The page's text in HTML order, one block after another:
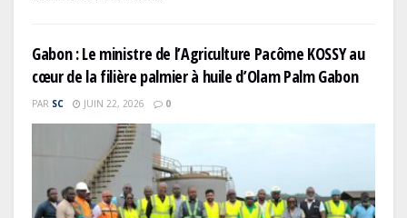
Gabon : Le ministre de l’Agriculture Pacôme KOSSY au
cœur de la filière palmier à huile d’Olam Palm Gabon
PAR SC JUIN 22, 2026 0